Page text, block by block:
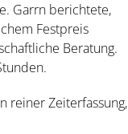
Garrn berichtete,
Festpreis
Beratung.
reiner Zeiterfassung,